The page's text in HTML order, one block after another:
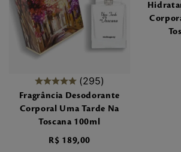
º style
style pleasures
295
Fragrância Desodorante
Corporal Uma Tarde Na
Toscana 100ml
R$ 189,00